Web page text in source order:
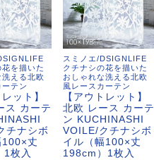
を描いた
える北欧
テン
ット】
ス カーテ
チナシボ
100×丈
1枚入
スミノエ/DSIGNLIFE
クチナシの花を描いた
おしゃれな洗える北欧
風レースカーテン
【アウトレット】
北欧 レース カーテ
ン KUCHINASHI
VOILE/クチナシボ
イル（幅100×丈
198cm）1枚入